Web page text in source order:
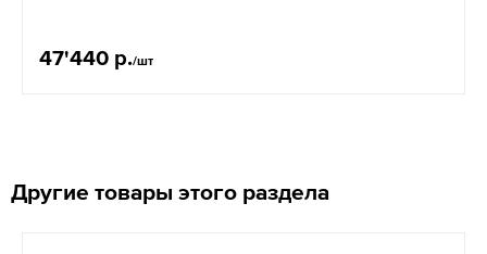
47'440 р./шт
Другие товары этого раздела